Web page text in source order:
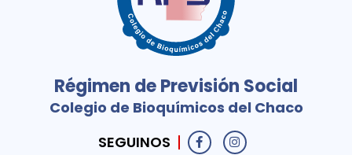
Régimen de Previsión Social
Colegio de Bioquímicos del Chaco
SEGUINOS